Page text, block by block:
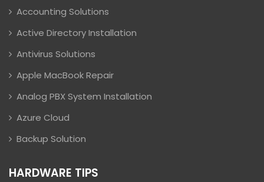
Accounting Solutions
Active Directory Installation
Antivirus Solutions
Apple MacBook Repair
Analog PBX System Installation
Azure Cloud
Backup Solution
HARDWARE TIPS